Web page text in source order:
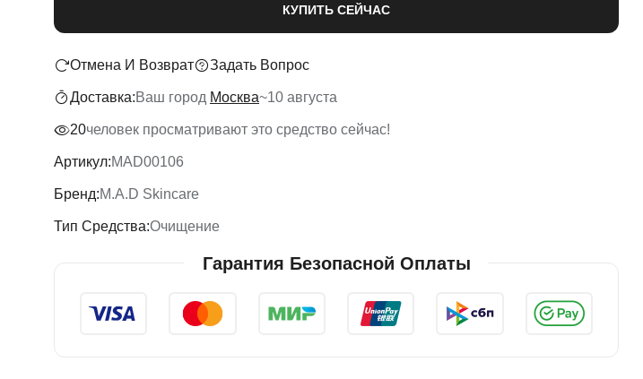
КУПИТЬ СЕЙЧАС
Отмена И Возврат Задать Вопрос
Доставка:Ваш город Москва~10 августа
20человек просматривают это средство сейчас!
Артикул:MAD00106
Бренд:M.A.D Skincare
Тип Средства:Очищение
Гарантия Безопасной Оплаты